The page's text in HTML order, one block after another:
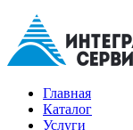
Главная
Каталог
Услуги